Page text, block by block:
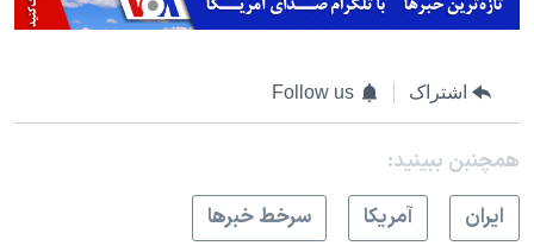
اشتراک Follow us
همچنبن ببینید:
ايران
آمريکا سرخط خبرها